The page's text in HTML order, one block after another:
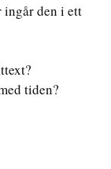
ingår den i ett
tiden?